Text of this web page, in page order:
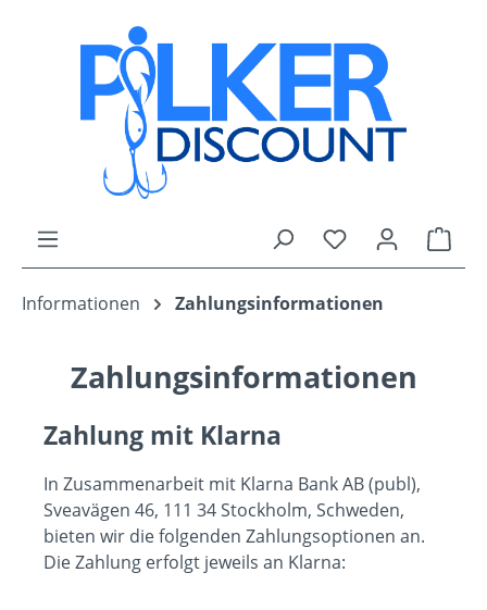
Zum Hauptinhalt springen
Du hast 0
Informationen Zahlungsinformationen
Zahlungsinformationen
Zahlung mit Klarna
In Zusammenarbeit mit Klarna Bank AB (publ),
Sveavägen 46, 111 34 Stockholm, Schweden,
bieten wir die folgenden Zahlungsoptionen an.
Die Zahlung erfolgt jeweils an Klarna: